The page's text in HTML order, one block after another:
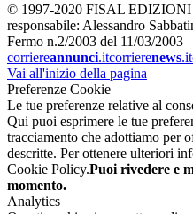
© 1997-2020 FISAL EDIZIONI
responsabile: Alessandro
Fermo n.2/2003 del 11/03/2003
corriereannunci.itcorrierenews.it
Vai all'inizio della pagina
Preferenze Cookie
Le tue preferenze relative al
Qui puoi esprimere le tue
tracciamento che adottiamo per
descritte. Per ottenere ulteriori
Cookie Policy.Puoi rivedere e
momento.
Analytics